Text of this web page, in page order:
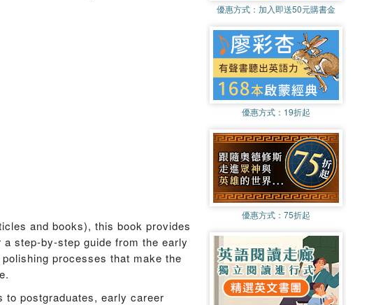
and books), this book provides
step-by-step guide from the early
processes that make the
postgraduates, early career
優惠方式： 加入即送50元購書金
優惠方式： 19折起
優惠方式： 75折起